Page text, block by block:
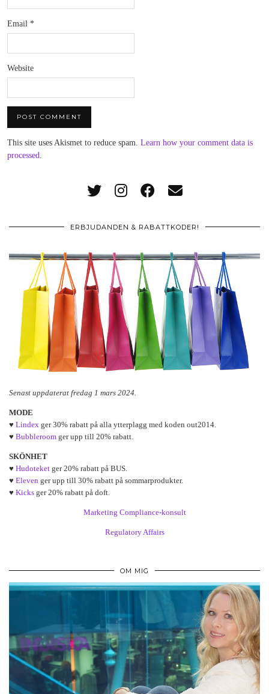
Email *
Website
This site uses Akismet to reduce spam. Learn how your comment data is
processed
ERBJUDANDEN & RABATTKODER!
Senast uppdaterat fredag 1 mars 2024.
MODE
♥ Lindex ger 30% rabatt på alla ytterplagg med koden out2014.
♥ Bubbleroom ger upp till 20% rabatt.
SKÖNHET
♥ Hudoteket ger 20% rabatt på BUS.
♥ Eleven ger upp till 30% rabatt på sommarprodukter.
♥ Kicks ger 20% rabatt på doft.
Marketing Compliance-konsult
Regulatory Affairs
OM MIG